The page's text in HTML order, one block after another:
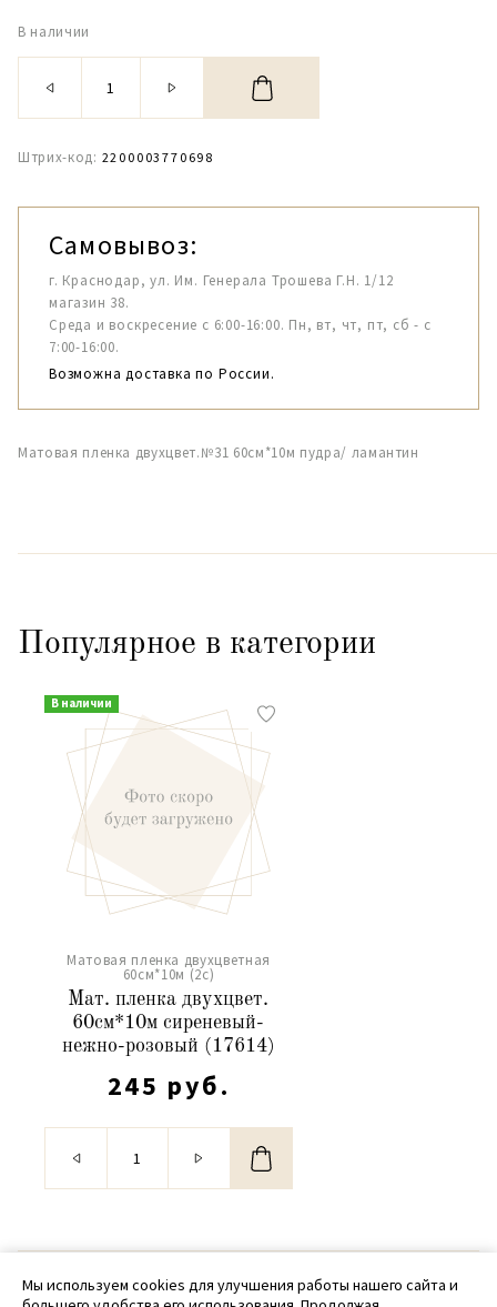
В наличии
Штрих-код: 2200003770698
Самовывоз:
г. Краснодар, ул. Им. Генерала Трошева Г.Н. 1/12
магазин 38.
Среда и воскресение с 6:00-16:00. Пн, вт, чт, пт, сб - с
7:00-16:00.
Возможна доставка по России.
Матовая пленка двухцвет.№31 60см*10м пудра/ ламантин
Популярное в категории
В наличии
Матовая пленка двухцветная
60см*10м (2c)
Мат. пленка двухцвет.
60см*10м сиреневый-
нежно-розовый (17614)
245 руб.
© 2020 - 2026 SamPack
Мы используем cookies для улучшения работы нашего сайта и